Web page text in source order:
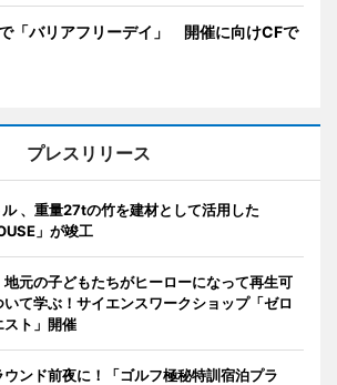
「バリアフリーデイ」 開催に向けCFで
プレスリリース
、重量27tの竹を建材として活用した
」が竣工
地元の子どもたちがヒーローになって再生可
て学ぶ！サイエンスワークショップ「ゼロ
スト」開催
ンド前夜に！「ゴルフ極秘特訓宿泊プラ